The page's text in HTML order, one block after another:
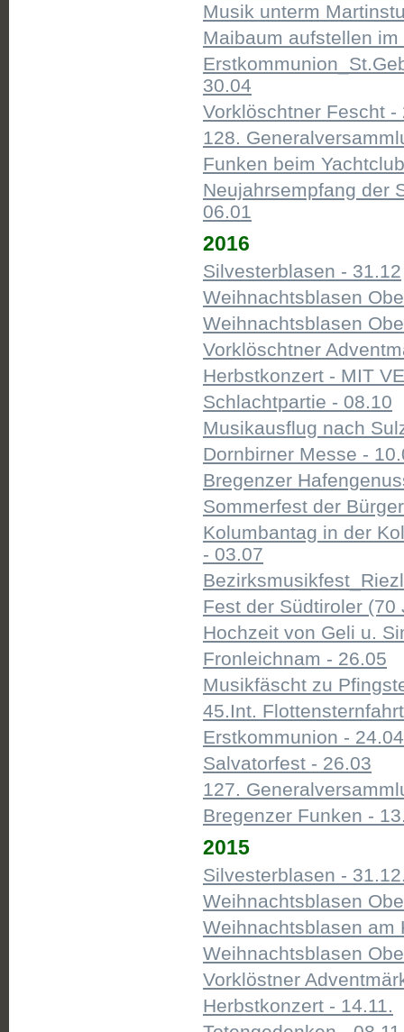
Musik unterm
Maibaum aufstellen
30.04
Vorklöschtner Fescht -
128.
Funken beim
Neujahrsempfang der
06.01
2016
Silvesterblasen - 31.12
Weihnachtsblasen
Weihnachtsblasen
Vorklöschtner
Herbstkonzert - MIT
Schlachtpartie - 08.10
Musikausflug nach
Dornbirner Messe -
Bregenzer
Sommerfest der
Kolumbantag in der
- 03.07
Fest der Südtiroler (70
Hochzeit von Geli u.
Fronleichnam - 26.05
Musikfäscht zu
45.Int.
Erstkommunion - 24.04
Salvatorfest - 26.03
127.
Bregenzer Funken -
2015
Silvesterblasen -
Weihnachtsblasen
Weihnachtsblasen am
Weihnachtsblasen
Vorklöstner
Herbstkonzert - 14.11.